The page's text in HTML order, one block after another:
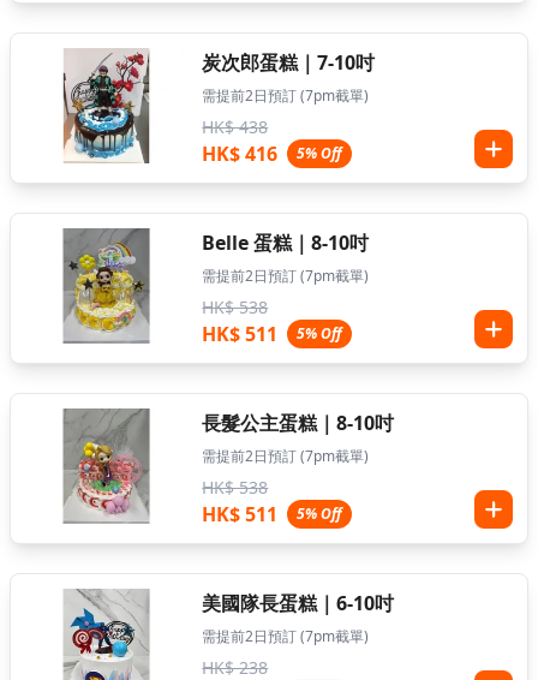
炭次郎蛋糕｜7-10吋
需提前2日預訂 (7pm截單)
HK$ 438
HK$ 416 5% Off
Belle 蛋糕｜8-10吋
需提前2日預訂 (7pm截單)
HK$ 538
HK$ 511 5% Off
長髮公主蛋糕｜8-10吋
需提前2日預訂 (7pm截單)
HK$ 538
HK$ 511 5% Off
美國隊長蛋糕｜6-10吋
需提前2日預訂 (7pm截單)
HK$ 238